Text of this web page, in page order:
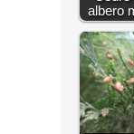
albero